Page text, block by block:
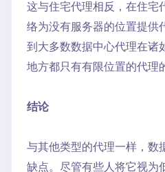
这与住宅代理相反，在住宅
络为没有服务器的位置提供
到大多数数据中心代理在诸
地方都只有有限位置的代理
结论
与其他类型的代理一样，数
缺点。尽管有些人将它视为